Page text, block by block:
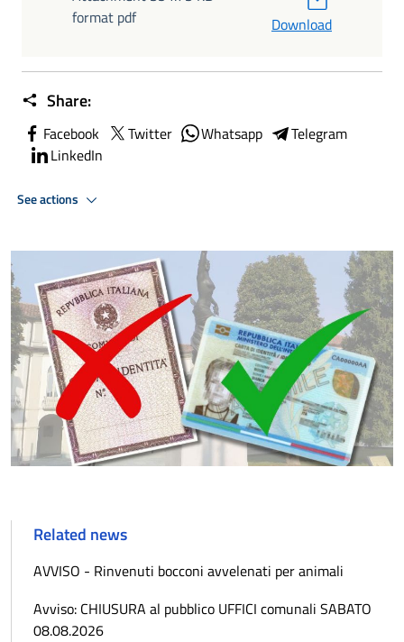
format pdf
Download
Share:
Facebook Twitter Whatsapp
Telegram
LinkedIn
See actions
Related news
AVVISO - Rinvenuti bocconi avvelenati per animali
Avviso: CHIUSURA al pubblico UFFICI comunali SABATO
08.08.2026